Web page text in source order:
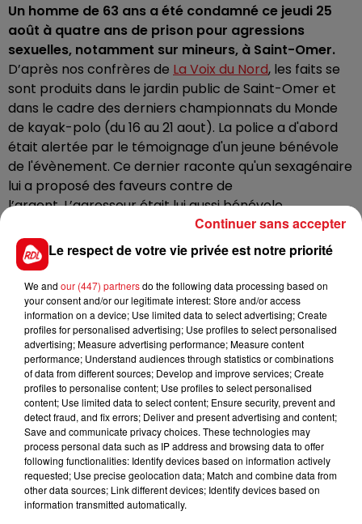
Un homme de 63 ans a été condamné ce jeudi 25
août à quatre ans de prison pour agressions
sexuelles, notamment sur mineurs, à Saint-Omer.
D’après nos confrères de La Voix du Nord, les faits se
sont produits dans le jardin public de Saint-Omer et
dans le cadre des derniers championnats du Monde
de kayak-polo (du 16 au 21 aout). La police a d'abord
était alertée par le témoignage d'un jeune bénévole
de l'évènement. Ce dernier raconte qu'un sexagénaire
lui a proposé des faveurs contre de
l’argent.L’agresseur était lui aussi bénévole.
L'homme a déjà été condamné pour des faits
similaires en 2017. En plus des quatre ans de prison, il
est condamné à sept ans de soins socio-judiciaires,
avec obligation de soins psychologiques et
psychiatriques, réparation des dommages,
interdiction d’entrer en contact avec les victimes et
tout mineur, et interdiction définitive d’exercer des
activités bénévoles impliquant un contact avec des
mineurs. Le prévenu dispose de dix jours pour faire
appel.
FIL D'ACTUS
Le respect de votre vie privée est notre priorité
We and our (447) partnersdo the following data processing based on
your consent and/or our legitimate interest: Store and/or access
information on a device; Use limited data to select advertising; Create
profiles for personalised advertising; Use profiles to select personalised
advertising; Measure advertising performance; Measure content
performance; Understand audiences through statistics or combinations
of data from different sources; Develop and improve services; Create
profiles to personalise content; Use profiles to select personalised
content; Use limited data to select content; Ensure security, prevent and
detect fraud, and fix errors; Deliver and present advertising and content;
Save and communicate privacy choices. These technologies may
process personal data such as IP address and browsing data to offer
following functionalities: Identify devices based on information actively
requested; Use precise geolocation data; Match and combine data from
other data sources; Link different devices; Identify devices based on
information transmitted automatically.
Continuer sans accepter